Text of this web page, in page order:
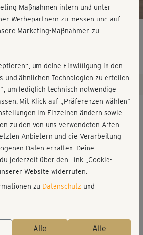
3
Maßnahmen intern und unter
Werbepartnern zu messen und auf
Marketing-Maßnahmen zu
um deine Einwilligung in den
und ähnlichen Technologien zu erteilen
um lediglich technisch notwendige
Mit Klick auf „Präferenzen wählen“
im Einzelnen ändern sowie
zu den von uns verwendeten Arten
Anbietern und die Verarbeitung
Daten erhalten. Deine
jederzeit über den Link „Cookie-
Website widerrufen.
zu Datenschutz und
Alle
Alle